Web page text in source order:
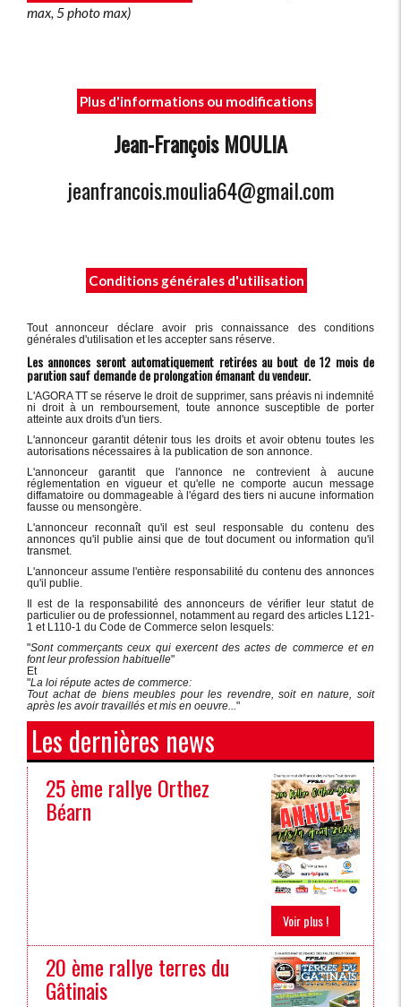
max, 5 photo max)
Plus d'informations ou modifications
Jean-François MOULIA
jeanfrancois.moulia64@gmail.com
Conditions générales d'utilisation
Tout annonceur déclare avoir pris connaissance des conditions
générales d'utilisation et les accepter sans réserve.
Les annonces seront automatiquement retirées au bout de 12 mois de
parution sauf demande de prolongation émanant du vendeur.
L'AGORA TT se réserve le droit de supprimer, sans préavis ni indemnité
ni droit à un remboursement, toute annonce susceptible de porter
atteinte aux droits d'un tiers.
L'annonceur garantit détenir tous les droits et avoir obtenu toutes les
autorisations nécessaires à la publication de son annonce.
L'annonceur garantit que l'annonce ne contrevient à aucune
réglementation en vigueur et qu'elle ne comporte aucun message
diffamatoire ou dommageable à l'égard des tiers ni aucune information
fausse ou mensongère.
L'annonceur reconnaît qu'il est seul responsable du contenu des
annonces qu'il publie ainsi que de tout document ou information qu'il
transmet.
L'annonceur assume l'entière responsabilité du contenu des annonces
qu'il publie.
Il est de la responsabilité des annonceurs de vérifier leur statut de
particulier ou de professionnel, notamment au regard des articles L121-
1 et L110-1 du Code de Commerce selon lesquels:
"Sont commerçants ceux qui exercent des actes de commerce et en
font leur profession habituelle"
Et
"La loi répute actes de commerce:
Tout achat de biens meubles pour les revendre, soit en nature, soit
après les avoir travaillés et mis en oeuvre..."
Les dernières news
25 ème rallye Orthez
Béarn
Voir plus !
20 ème rallye terres du
Gâtinais